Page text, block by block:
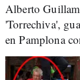
Alberto
'Torrechiva',
en Pamplona